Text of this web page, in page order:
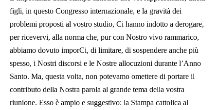
figli, in questo Congresso internazionale, e la gravità dei
problemi proposti al vostro studio, Ci hanno indotto a derogare,
per ricevervi, alla norma che, pur con Nostro vivo rammarico,
abbiamo dovuto imporCi, di limitare, di sospendere anche più
spesso, i Nostri discorsi e le Nostre allocuzioni durante l’Anno
Santo. Ma, questa volta, non potevamo omettere di portare il
contributo della Nostra parola al grande tema della vostra
riunione. Esso è ampio e suggestivo: la Stampa cattolica al